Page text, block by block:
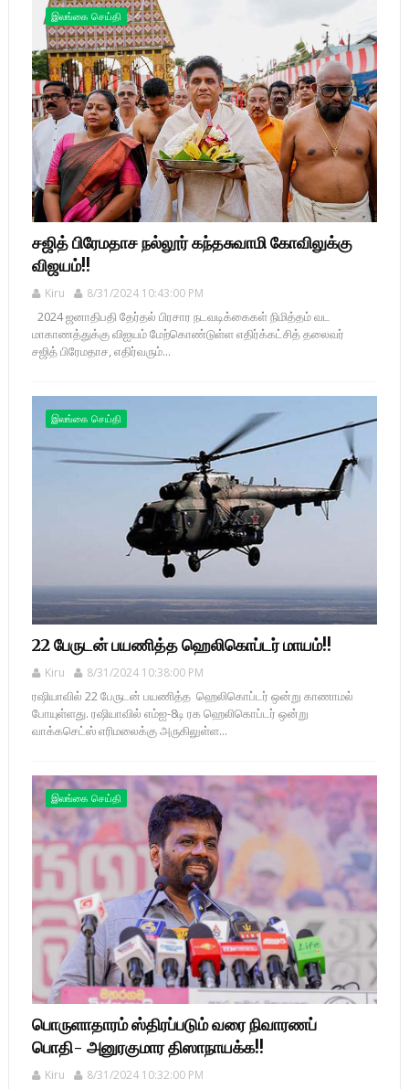
இலங்கை செய்தி
சஜித் பிரேமதாச நல்லூர் கந்தசுவாமி கோவிலுக்கு
விஜயம்!!
Kiru 8/31/2024 10:43:00 PM
2024 ஜனாதிபதி தேர்தல் பிரசார நடவடிக்கைகள் நிமித்தம் வட
மாகாணத்துக்கு விஐயம் மேற்கொண்டுள்ள எதிர்க்கட்சித் தலைவர்
சஜித் பிரேமதாச, எதிர்வரும்...
இலங்கை செய்தி
22 பேருடன் பயணித்த ஹெலிகொப்டர் மாயம்!!
Kiru 8/31/2024 10:38:00 PM
ரஷியாவில் 22 பேருடன் பயணித்த ஹெலிகொப்டர் ஒன்று காணாமல்
போயுள்ளது. ரஷியாவில் எம்ஐ-8டி ரக ஹெலிகொப்டர் ஒன்று
வாக்கசெட்ஸ் எரிமலைக்கு அருகிலுள்ள...
இலங்கை செய்தி
பொருளாதாரம் ஸ்திரப்படும் வரை நிவாரணப்
பொதி- அனுரகுமார திஸாநாயக்க!!
Kiru 8/31/2024 10:32:00 PM